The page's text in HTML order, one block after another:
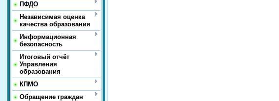
ПФДО
Независимая оценка
качества образования
Информационная
безопасность
Итоговый отчёт
Управления
образования
КПМО
Обращение граждан